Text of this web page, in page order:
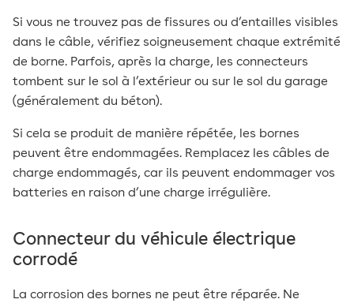
Si vous ne trouvez pas de fissures ou d’entailles visibles
dans le câble, vérifiez soigneusement chaque extrémité
de borne. Parfois, après la charge, les connecteurs
tombent sur le sol à l’extérieur ou sur le sol du garage
(généralement du béton).
Si cela se produit de manière répétée, les bornes
peuvent être endommagées. Remplacez les câbles de
charge endommagés, car ils peuvent endommager vos
batteries en raison d’une charge irrégulière.
Connecteur du véhicule électrique
corrodé
La corrosion des bornes ne peut être réparée. Ne